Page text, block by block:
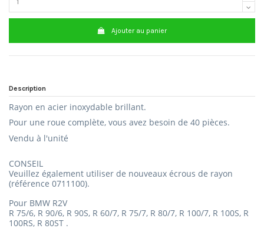
Ajouter au panier
Description
Rayon en acier inoxydable brillant.
Pour une roue complète, vous avez besoin de 40 pièces.
Vendu à l'unité
CONSEIL
Veuillez également utiliser de nouveaux écrous de rayon
(référence 0711100).
Pour BMW R2V
R 75/6, R 90/6, R 90S, R 60/7, R 75/7, R 80/7, R 100/7, R 100S, R
100RS, R 80ST .